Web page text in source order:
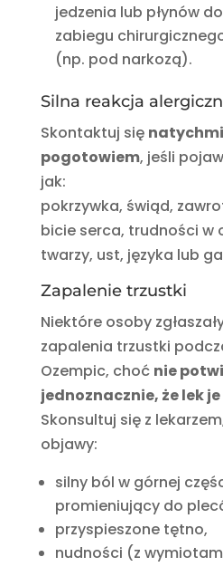
jedzenia lub płynów
zabiegu
(np. pod narkozą).
Silna reakcja
Skontaktuj się
pogotowiem, jeśli
jak:
pokrzywka, świąd,
bicie serca, trudności w
twarzy, ust, języka lub
Zapalenie trzustki
Niektóre osoby
zapalenia trzustki
Ozempic, choć nie
jednoznacznie, że lek
Skonsultuj się z
objawy:
silny ból w górnej
promieniujący do
przyspieszone tętno,
nudności (z